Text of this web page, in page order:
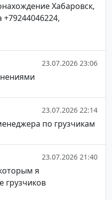
Хабаровск,
23.07.2026 23:06
23.07.2026 22:14
по грузчикам
23.07.2026 21:40
я
грузчиков